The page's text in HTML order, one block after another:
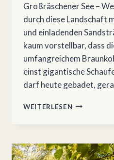
Großräschener See –
durch diese Landschaft
und einladenden
kaum vorstellbar, dass
umfangreichem
einst gigantische
darf heute gebadet,
WEITERLESEN
FÜNF
SEEN,